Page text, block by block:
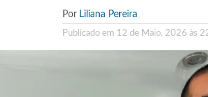
Por Liliana Pereira
Publicado em 12 de Maio, 2026 às